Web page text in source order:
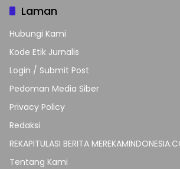
Laman
Hubungi Kami
Kode Etik Jurnalis
Login / Submit Post
Pedoman Media Siber
Privacy Policy
Redaksi
REKAPITULASI BERITA
Tentang Kami